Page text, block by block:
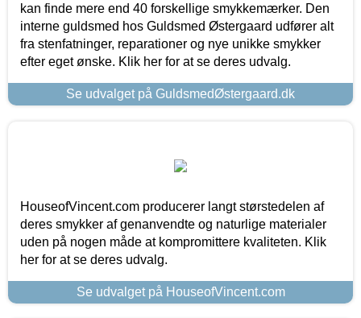
kan finde mere end 40 forskellige smykkemærker. Den
interne guldsmed hos Guldsmed Østergaard udfører alt
fra stenfatninger, reparationer og nye unikke smykker
efter eget ønske. Klik her for at se deres udvalg.
Se udvalget på GuldsmedØstergaard.dk
HouseofVincent.com producerer langt størstedelen af
deres smykker af genanvendte og naturlige materialer
uden på nogen måde at kompromittere kvaliteten. Klik
her for at se deres udvalg.
Se udvalget på HouseofVincent.com